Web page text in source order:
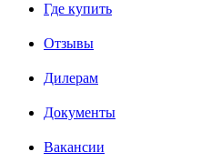
Где купить
Отзывы
Дилерам
Документы
Вакансии